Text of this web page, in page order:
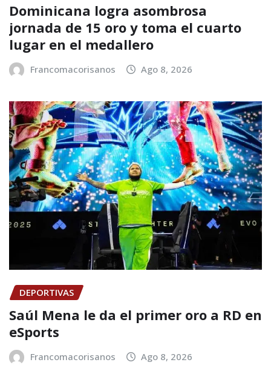
Dominicana logra asombrosa
jornada de 15 oro y toma el cuarto
lugar en el medallero
Francomacorisanos Ago 8, 2026
DEPORTIVAS
Saúl Mena le da el primer oro a RD en
eSports
Francomacorisanos Ago 8, 2026